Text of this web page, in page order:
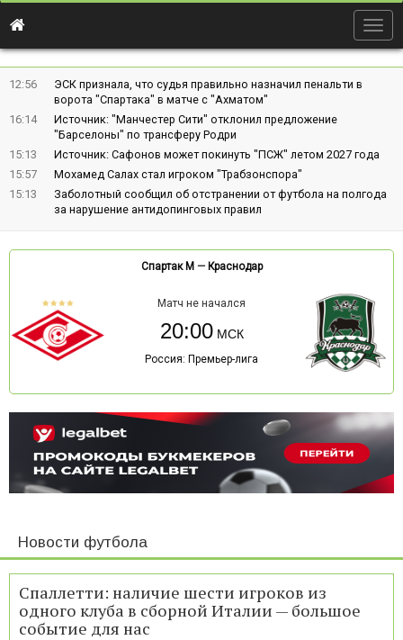
12:56
ЭСК признала, что судья правильно назначил пенальти в
ворота "Спартака" в матче с "Ахматом"
16:14
Источник: "Манчестер Сити" отклонил предложение
"Барселоны" по трансферу Родри
15:13
Источник: Сафонов может покинуть "ПСЖ" летом 2027 года
15:57
Мохамед Салах стал игроком "Трабзонспора"
15:13
Заболотный сообщил об отстранении от футбола на полгода
за нарушение антидопинговых правил
Спартак М — Краснодар
Матч не начался
20:00
Россия: Премьер-лига
Новости футбола
Спаллетти: наличие шести игроков из
одного клуба в сборной Италии — большое
событие для нас